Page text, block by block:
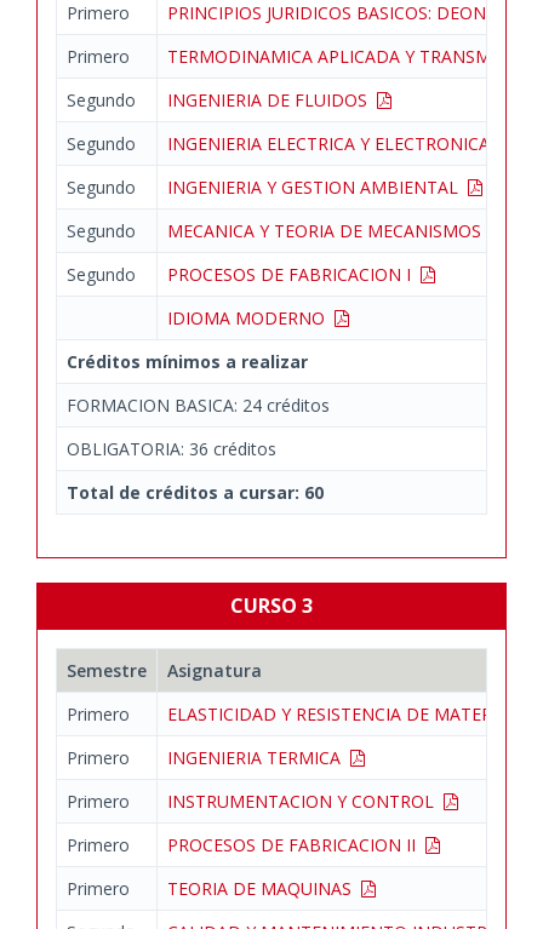
Primero
PRINCIPIOS JURIDICOS BASICOS:
Primero
TERMODINAMICA APLICADA Y
Segundo
INGENIERIA DE FLUIDOS
Segundo
INGENIERIA ELECTRICA Y ELECTRONICA
Segundo
INGENIERIA Y GESTION AMBIENTAL
Segundo
MECANICA Y TEORIA DE MECANISMOS
Segundo
PROCESOS DE FABRICACION I
IDIOMA MODERNO
Créditos mínimos a realizar
FORMACION BASICA: 24 créditos
OBLIGATORIA: 36 créditos
Total de créditos a cursar: 60
CURSO 3
Semestre
Asignatura
Primero
ELASTICIDAD Y RESISTENCIA DE
Primero
INGENIERIA TERMICA
Primero
INSTRUMENTACION Y CONTROL
Primero
PROCESOS DE FABRICACION II
Primero
TEORIA DE MAQUINAS